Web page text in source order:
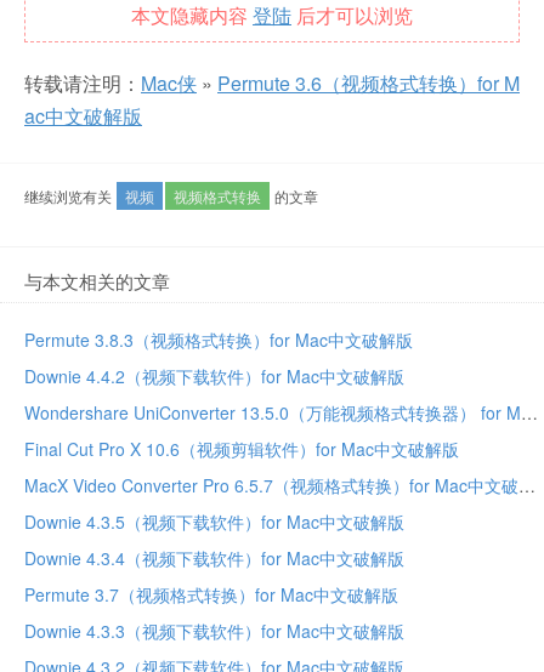
本文隐藏内容 登陆 后才可以浏览
转载请注明： Mac侠 » Permute 3.6（视频格式转换）for M
ac中文破解版
继续浏览有关 视频 视频格式转换 的文章
与本文相关的文章
Permute 3.8.3（视频格式转换）for Mac中文破解版
Downie 4.4.2（视频下载软件）for Mac中文破解版
Wondershare UniConverter 13.5.0（万能视频格式转换器） for Mac中文破解版
Final Cut Pro X 10.6（视频剪辑软件）for Mac中文破解版
MacX Video Converter Pro 6.5.7（视频格式转换）for Mac中文破解版
Downie 4.3.5（视频下载软件）for Mac中文破解版
Downie 4.3.4（视频下载软件）for Mac中文破解版
Permute 3.7（视频格式转换）for Mac中文破解版
Downie 4.3.3（视频下载软件）for Mac中文破解版
Downie 4.3.2（视频下载软件）for Mac中文破解版